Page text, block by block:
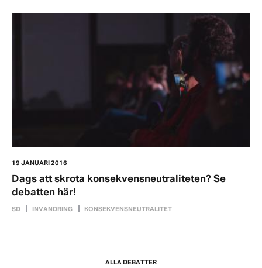
19 JANUARI 2016
Dags att skrota konsekvensneutraliteten? Se
debatten här!
SD INVANDRING KONSEKVENSNEUTRALITET
ALLA DEBATTER